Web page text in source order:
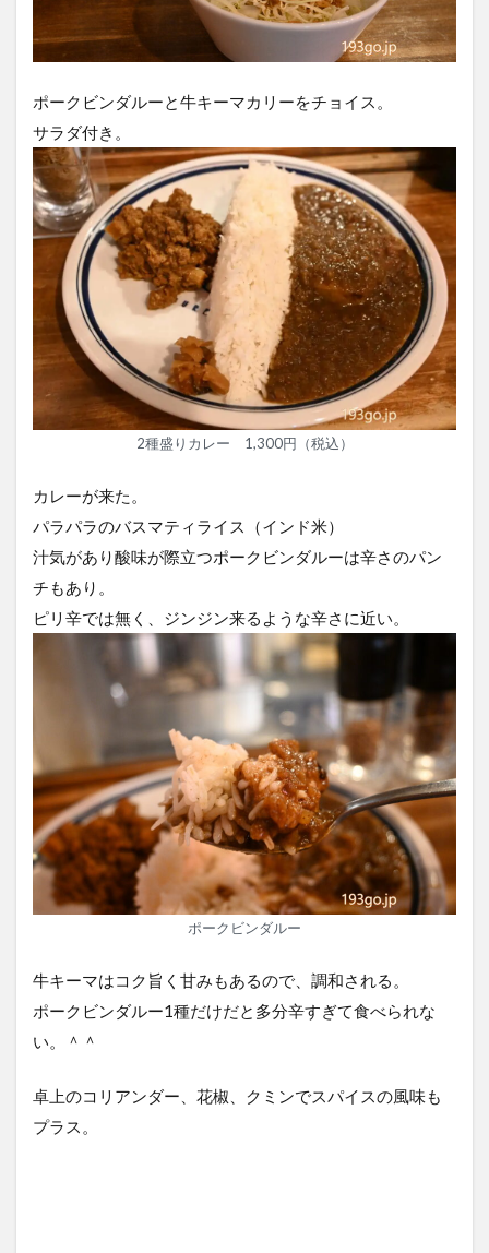
ポークビンダルーと牛キーマカリーをチョイス。
サラダ付き。
2種盛りカレー 1,300円（税込）
カレーが来た。
パラパラのバスマティライス（インド米）
汁気があり酸味が際立つポークビンダルーは辛さのパン
チもあり。
ピリ辛では無く、ジンジン来るような辛さに近い。
ポークビンダルー
牛キーマはコク旨く甘みもあるので、調和される。
ポークビンダルー1種だけだと多分辛すぎて食べられな
い。＾＾
卓上のコリアンダー、花椒、クミンでスパイスの風味も
プラス。